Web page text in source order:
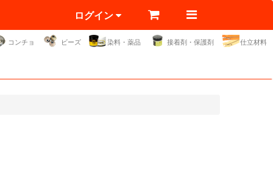
ログイン
コンチョ ビーズ 染料・薬品 接着剤・保護剤 仕立材料